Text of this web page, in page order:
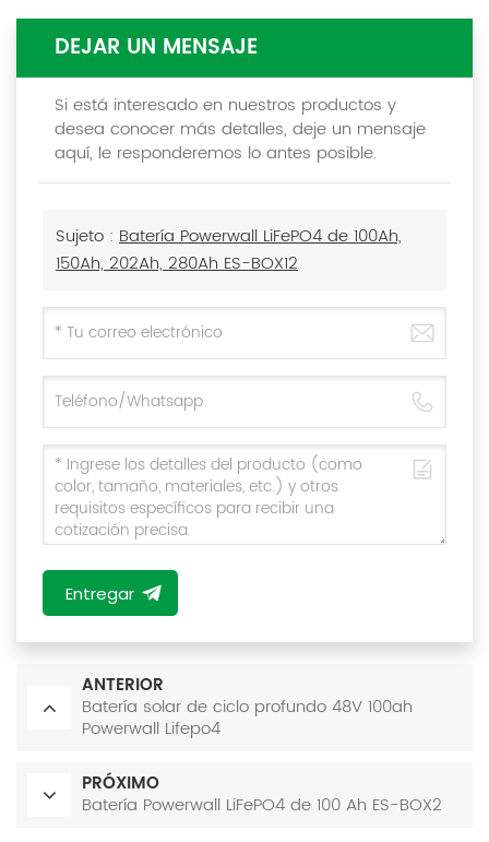
DEJAR UN MENSAJE
Si está interesado en nuestros productos y
desea conocer más detalles, deje un mensaje
aquí, le responderemos lo antes posible.
Sujeto : Batería Powerwall LiFePO4 de 100Ah,
150Ah, 202Ah, 280Ah ES-BOX12
Entregar
ANTERIOR
Batería solar de ciclo profundo 48V 100ah
Powerwall Lifepo4
PRÓXIMO
Batería Powerwall LiFePO4 de 100 Ah ES-BOX2